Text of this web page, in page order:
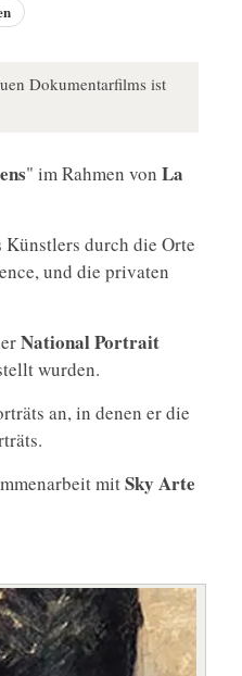
Dokumentarfilms ist
" im Rahmen von La
Künstlers durch die Orte
und die privaten
National Portrait
wurden.
an, in denen er die
mitSky Arte